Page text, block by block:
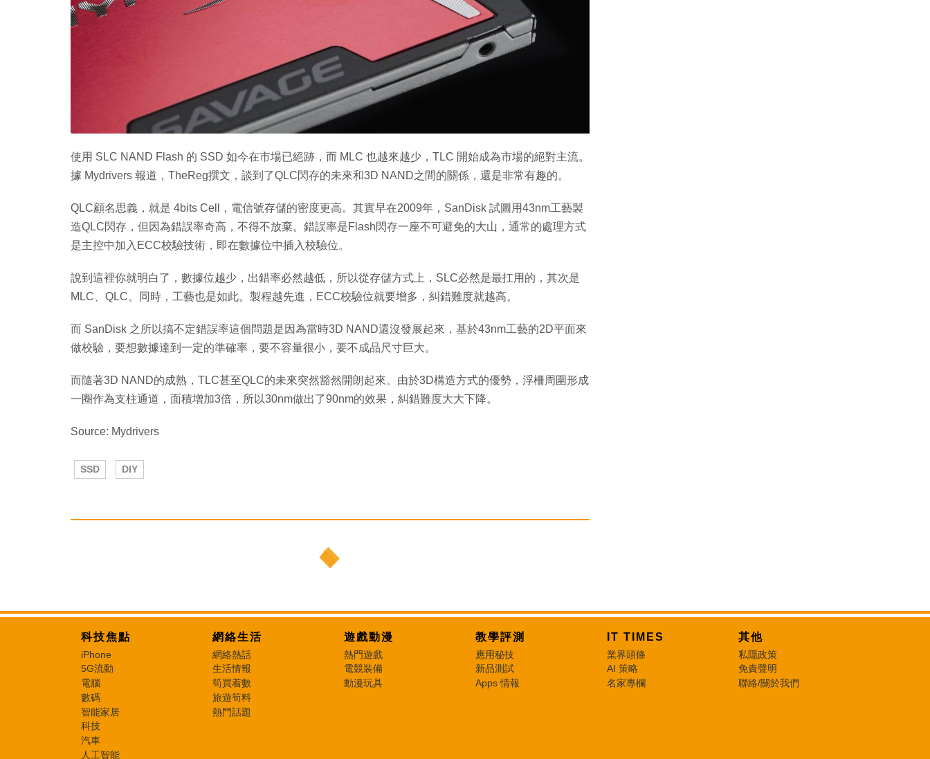
使用 SLC NAND Flash 的 SSD 如今在市場已絕跡，而 MLC 也越來越少，TLC 開始成為市場的絕對主流。
據 Mydrivers 報道，TheReg撰文，談到了QLC閃存的未來和3D NAND之間的關係，還是非常有趣的。
QLC顧名思義，就是 4bits Cell，電信號存儲的密度更高。其實早在2009年，SanDisk 試圖用43nm工藝製
造QLC閃存，但因為錯誤率奇高，不得不放棄。錯誤率是Flash閃存一座不可避免的大山，通常的處理方式
是主控中加入ECC校驗技術，即在數據位中插入校驗位。
說到這裡你就明白了，數據位越少，出錯率必然越低，所以從存儲方式上，SLC必然是最扛用的，其次是
MLC、QLC。同時，工藝也是如此。製程越先進，ECC校驗位就要增多，糾錯難度就越高。
而 SanDisk 之所以搞不定錯誤率這個問題是因為當時3D NAND還沒發展起來，基於43nm工藝的2D平面來
做校驗，要想數據達到一定的準確率，要不容量很小，要不成品尺寸巨大。
而隨著3D NAND的成熟，TLC甚至QLC的未來突然豁然開朗起來。由於3D構造方式的優勢，浮柵周圍形成
一圈作為支柱通道，面積增加3倍，所以30nm做出了90nm的效果，糾錯難度大大下降。
Source: Mydrivers
SSD DIY
科技焦點
iPhone
5G流動
電腦
數碼
智能家居
科技
汽車
人工智能
網絡生活
網絡熱話
生活情報
筍買着數
旅遊筍料
熱門話題
遊戲動漫
熱門遊戲
電競裝備
動漫玩具
教學評測
應用秘技
新品測試
Apps 情報
IT TIMES
業界頭條
AI 策略
名家專欄
其他
私隱政策
免責聲明
聯絡/關於我們